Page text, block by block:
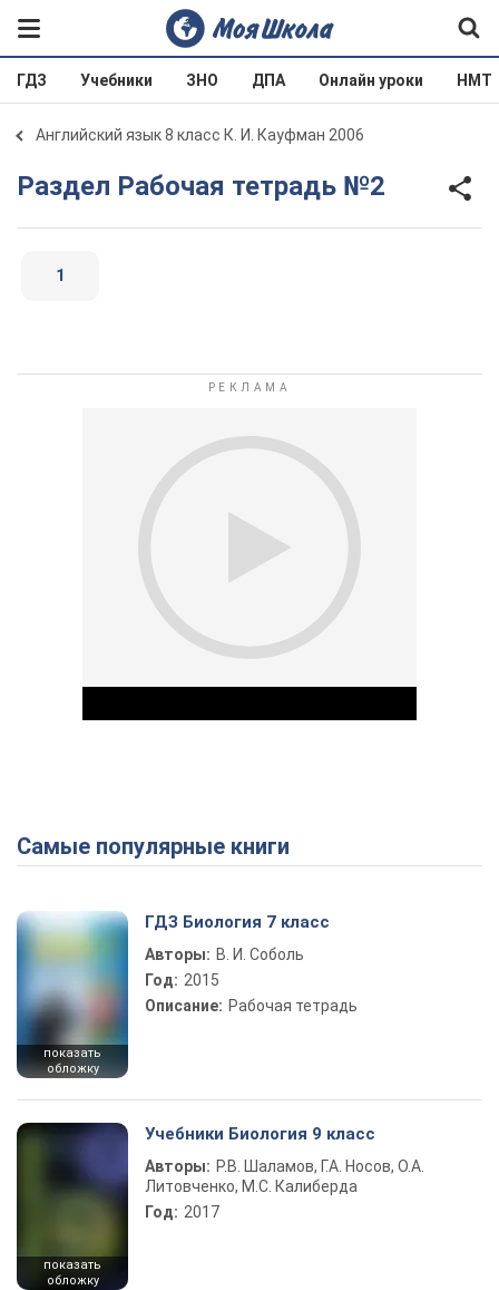
ГДЗ Учебники ЗНО ДПА Онлайн уроки НМТ
Английский язык 8 класс К. И. Кауфман 2006
Раздел Рабочая тетрадь №2
1
Play Video
Самые популярные книги
показать
обложку
ГДЗ Биология 7 класс
Авторы: В. И. Соболь
Год: 2015
Описание: Рабочая тетрадь
показать
обложку
Учебники Биология 9 класс
Авторы: Р.В. Шаламов, Г.А. Носов, О.А.
Литовченко, М.С. Калиберда
Год: 2017